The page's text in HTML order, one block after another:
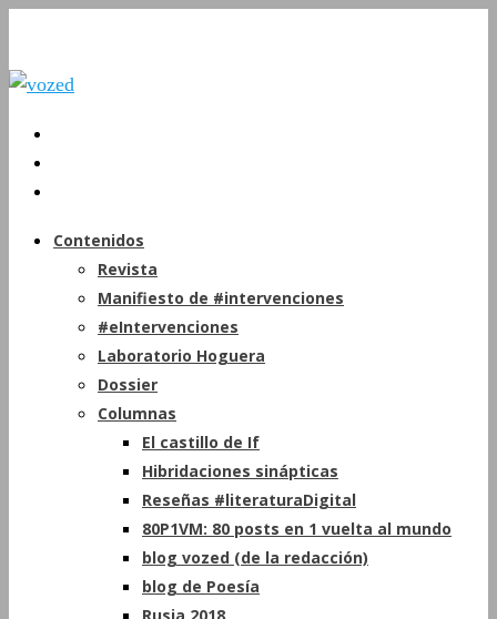
Contenidos
Revista
Manifiesto de #intervenciones
#eIntervenciones
Laboratorio Hoguera
Dossier
Columnas
El castillo de If
Hibridaciones sinápticas
Reseñas #literaturaDigital
80P1VM: 80 posts en 1 vuelta al mundo
blog vozed (de la redacción)
blog de Poesía